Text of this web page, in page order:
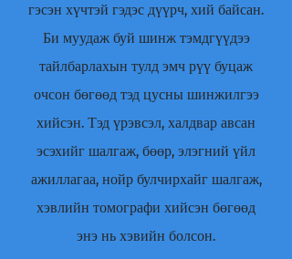
гэсэн хүчтэй гэдэс дүүрч, хий байсан.
Би муудаж буй шинж тэмдгүүдээ
тайлбарлахын тулд эмч рүү буцаж
очсон бөгөөд тэд цусны шинжилгээ
хийсэн. Тэд үрэвсэл, халдвар авсан
эсэхийг шалгаж, бөөр, элэгний үйл
ажиллагаа, нойр булчирхайг шалгаж,
хэвлийн томографи хийсэн бөгөөд
энэ нь хэвийн болсон.